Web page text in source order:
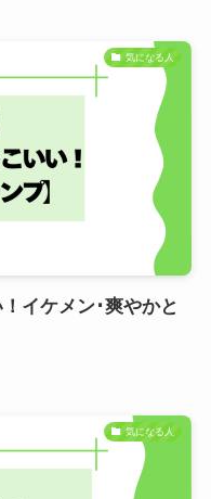
気になる人
イケメン･爽やかと
気になる人